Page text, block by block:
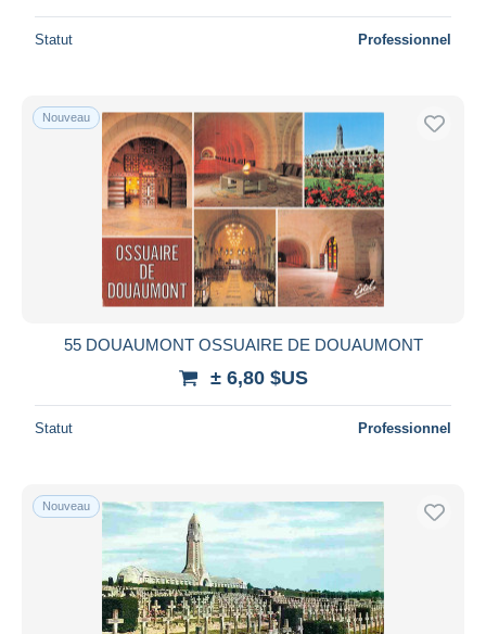
Statut Professionnel
Nouveau
55 DOUAUMONT OSSUAIRE DE DOUAUMONT
± 6,80 $US
Statut Professionnel
Nouveau